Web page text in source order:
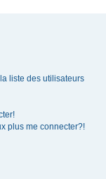
liste des utilisateurs
plus me connecter?!